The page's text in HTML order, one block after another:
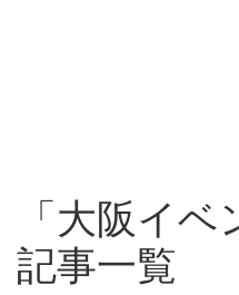
「大阪イ
記事一覧